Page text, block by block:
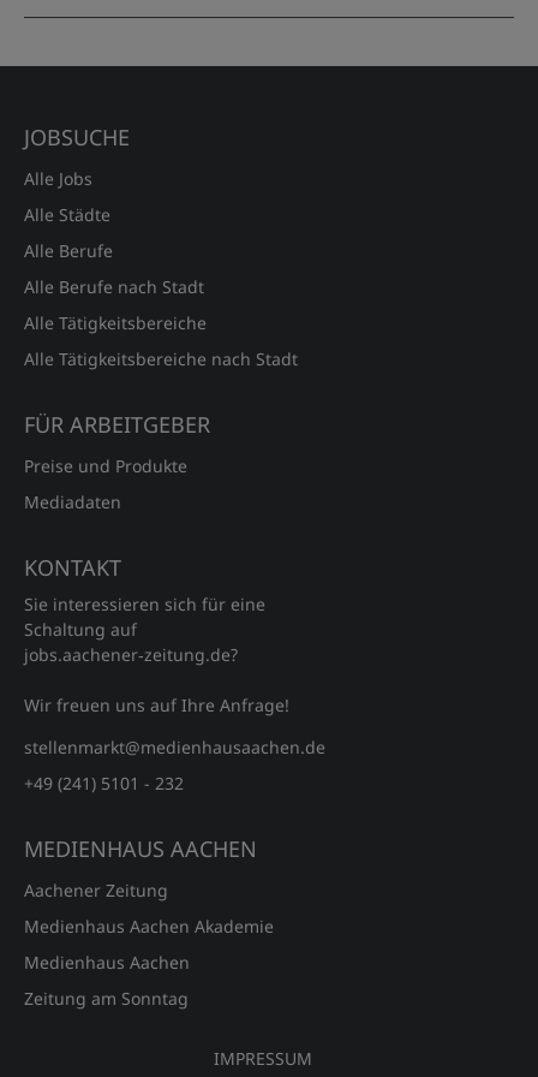
JOBSUCHE
Alle Jobs
Alle Städte
Alle Berufe
Alle Berufe nach Stadt
Alle Tätigkeitsbereiche
Alle Tätigkeitsbereiche nach Stadt
FÜR ARBEITGEBER
Preise und Produkte
Mediadaten
KONTAKT
Sie interessieren sich für eine
Schaltung auf
jobs.aachener‑zeitung.de?
Wir freuen uns auf Ihre Anfrage!
stellenmarkt@medienhausaachen.de
+49 (241) 5101 - 232
MEDIENHAUS AACHEN
Aachener Zeitung
Medienhaus Aachen Akademie
Medienhaus Aachen
Zeitung am Sonntag
IMPRESSUM